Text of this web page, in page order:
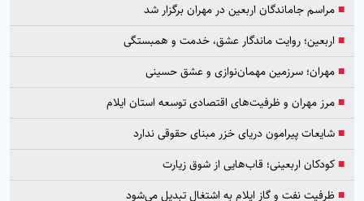
■مراسم جاماندگان اربعین در مهران برگزار شد
■ اربعین؛ روایت ماندگار عشق، خدمت و همبستگی
■مهران؛ سرزمین مهمان‌نوازی و عشق حسینی
■مرز مهران و ظرفیت‌های اقتصادی توسعه استان ایلام
■شایعات پیرامون دریای خزر مبنای حقوقی ندارد
■کودکان اربعینی؛ قاب‌هایی از شوق زیارت
■ظرفیت نفت و گاز ایلام به اشتغال تبدیل می‌شود